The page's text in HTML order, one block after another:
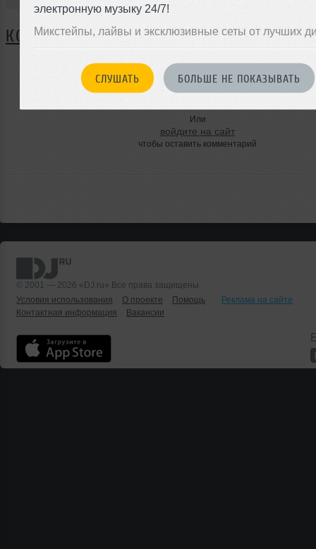
электронную музыку 24/7!
Микстейпы, лайвы и эксклюзивные сеты от лучших
СЛУШАТЬ БОЛЬШЕ НЕ ПОКАЗЫВАТЬ
КОММЕНТАРИИ
ЗАРЕГИСТРИРУЙТЕСЬ
Или
войдите на сайт
чтобы оставить комментарий
© 2001 — 2026 «DJ.ru» Все права защищены.
Условия использования
О проекте Помощь
Реклама на сайте
Контактная информация
Вакансии